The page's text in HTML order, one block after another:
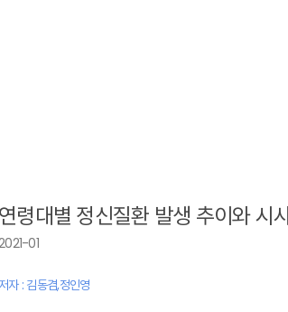
연령대별 정신질환 발생 추이와 시
01
저자 : 김동겸,정인영